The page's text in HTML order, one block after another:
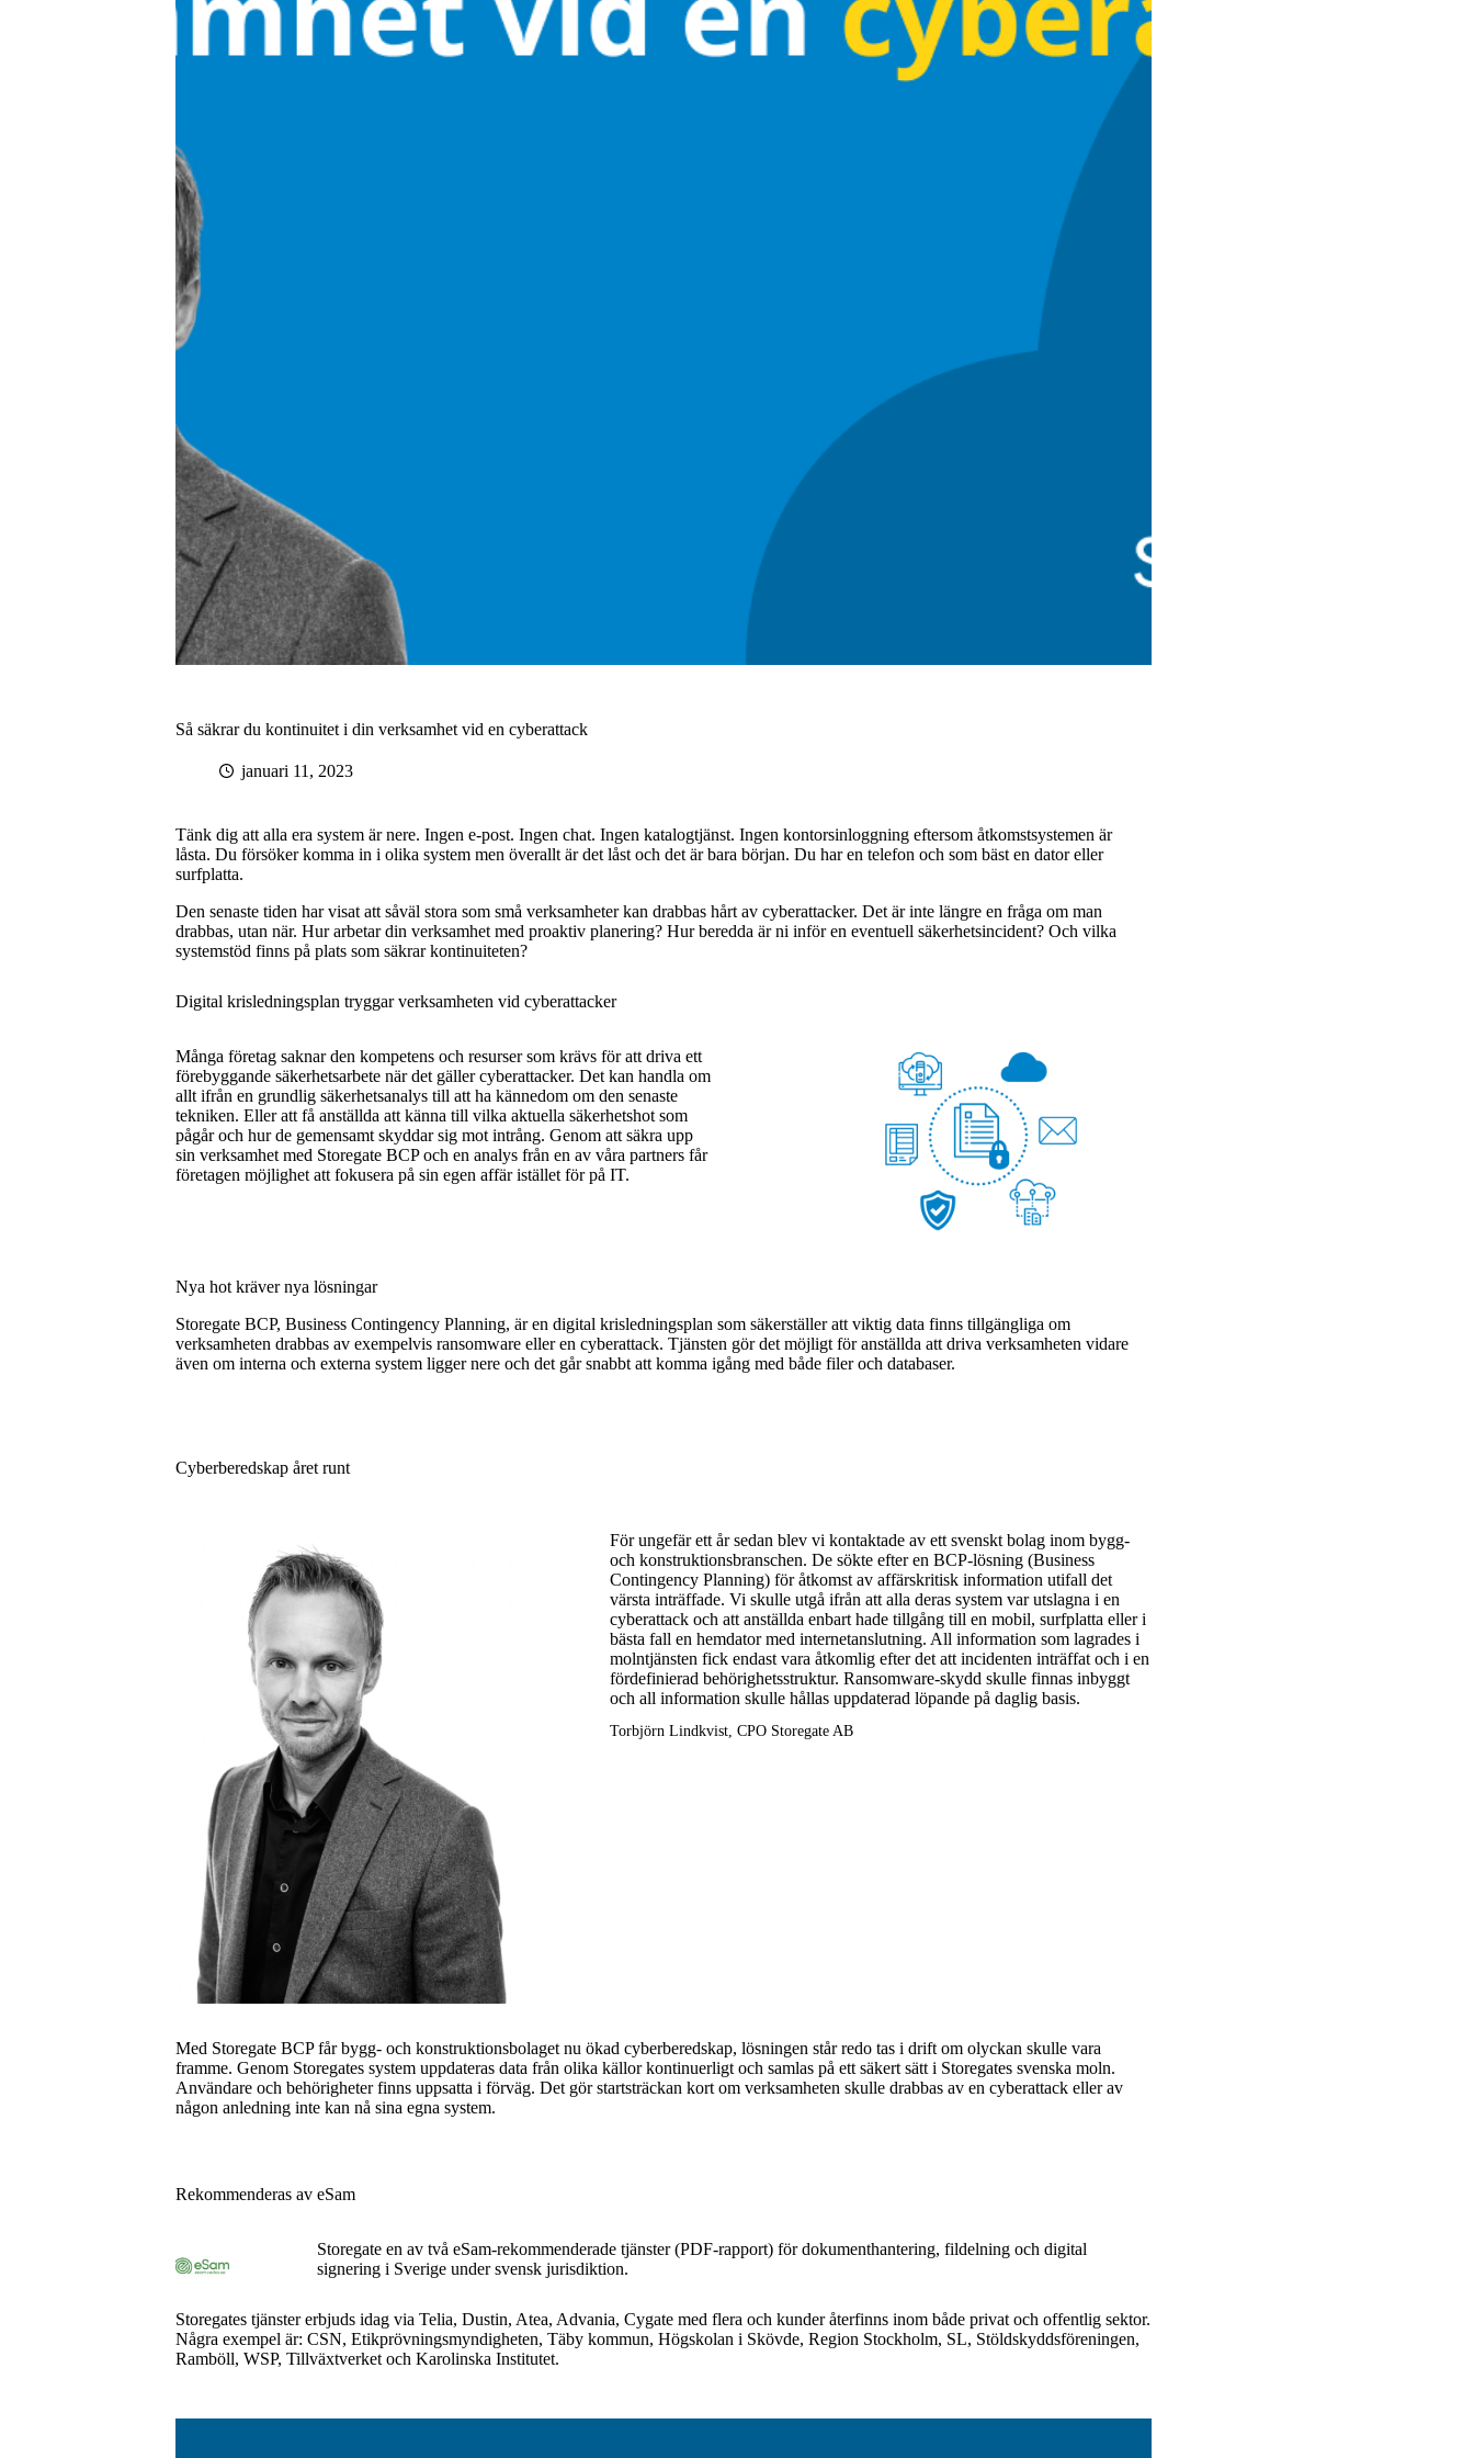
Så säkrar du kontinuitet i din verksamhet vid en cyberattack
januari 11, 2023
Tänk dig att alla era system är nere. Ingen e-post. Ingen chat. Ingen katalogtjänst. Ingen kontorsinloggning eftersom åtkomstsystemen är
låsta. Du försöker komma in i olika system men överallt är det låst och det är bara början. Du har en telefon och som bäst en dator eller
surfplatta.
Den senaste tiden har visat att såväl stora som små verksamheter kan drabbas hårt av cyberattacker. Det är inte längre en fråga om man
drabbas, utan när. Hur arbetar din verksamhet med proaktiv planering? Hur beredda är ni inför en eventuell säkerhetsincident? Och vilka
systemstöd finns på plats som säkrar kontinuiteten?
Digital krisledningsplan tryggar verksamheten vid cyberattacker
Många företag saknar den kompetens och resurser som krävs för att driva ett
förebyggande säkerhetsarbete när det gäller cyberattacker. Det kan handla om
allt ifrån en grundlig säkerhetsanalys till att ha kännedom om den senaste
tekniken. Eller att få anställda att känna till vilka aktuella säkerhetshot som
pågår och hur de gemensamt skyddar sig mot intrång. Genom att säkra upp
sin verksamhet med Storegate BCP och en analys från en av våra partners får
företagen möjlighet att fokusera på sin egen affär istället för på IT.
Nya hot kräver nya lösningar
Storegate BCP, Business Contingency Planning, är en digital krisledningsplan som säkerställer att viktig data finns tillgängliga om
verksamheten drabbas av exempelvis ransomware eller en cyberattack. Tjänsten gör det möjligt för anställda att driva verksamheten vidare
även om interna och externa system ligger nere och det går snabbt att komma igång med både filer och databaser.
Cyberberedskap året runt
För ungefär ett år sedan blev vi kontaktade av ett svenskt bolag inom bygg-
och konstruktionsbranschen. De sökte efter en BCP-lösning (Business
Contingency Planning) för åtkomst av affärskritisk information utifall det
värsta inträffade. Vi skulle utgå ifrån att alla deras system var utslagna i en
cyberattack och att anställda enbart hade tillgång till en mobil, surfplatta eller i
bästa fall en hemdator med internetanslutning. All information som lagrades i
molntjänsten fick endast vara åtkomlig efter det att incidenten inträffat och i en
fördefinierad behörighetsstruktur. Ransomware-skydd skulle finnas inbyggt
och all information skulle hållas uppdaterad löpande på daglig basis.
Torbjörn Lindkvist, CPO Storegate AB
Med Storegate BCP får bygg- och konstruktionsbolaget nu ökad cyberberedskap, lösningen står redo tas i drift om olyckan skulle vara
framme. Genom Storegates system uppdateras data från olika källor kontinuerligt och samlas på ett säkert sätt i Storegates svenska moln.
Användare och behörigheter finns uppsatta i förväg. Det gör startsträckan kort om verksamheten skulle drabbas av en cyberattack eller av
någon anledning inte kan nå sina egna system.
Rekommenderas av eSam
Storegate en av två eSam-rekommenderade tjänster (PDF-rapport) för dokumenthantering, fildelning och digital
signering i Sverige under svensk jurisdiktion.
Storegates tjänster erbjuds idag via Telia, Dustin, Atea, Advania, Cygate med flera och kunder återfinns inom både privat och offentlig sektor.
Några exempel är: CSN, Etikprövningsmyndigheten, Täby kommun, Högskolan i Skövde, Region Stockholm, SL, Stöldskyddsföreningen,
Ramböll, WSP, Tillväxtverket och Karolinska Institutet.